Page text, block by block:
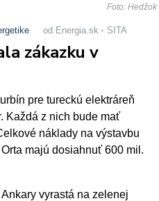
Foto: Hedžok
od Energia.sk SITA
zákazku v
pre tureckú elektráreň
Každá z nich bude mať
náklady na výstavbu
majú dosiahnuť 600 mil.
vyrastá na zelenej